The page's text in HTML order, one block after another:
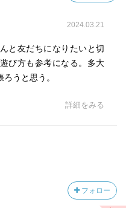
2024.03.21
と友だちになりたいと切
び方も参考になる。多大
うと思う。
詳細をみる
フォロー